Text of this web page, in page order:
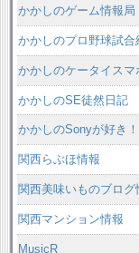
かかしのゲーム情報局
かかしのプロ野球試合
かかしのケータイスマ
かかしのSE徒然日記
かかしのSonyが好き！
関西らぶほ情報
関西美味いものブログ
関西マンション情報
MusicR